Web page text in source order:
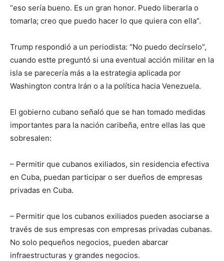
“eso sería bueno. Es un gran honor. Puedo liberarla o
tomarla; creo que puedo hacer lo que quiera con ella”.
Trump respondió a un periodista: “No puedo decírselo”,
cuando estte preguntó si una eventual acción militar en la
isla se parecería más a la estrategia aplicada por
Washington contra Irán o a la política hacia Venezuela.
El gobierno cubano señaló que se han tomado medidas
importantes para la nación caribeña, entre ellas las que
sobresalen:
– Permitir que cubanos exiliados, sin residencia efectiva
en Cuba, puedan participar o ser dueños de empresas
privadas en Cuba.
– Permitir que los cubanos exiliados pueden asociarse a
través de sus empresas con empresas privadas cubanas.
No solo pequeños negocios, pueden abarcar
infraestructuras y grandes negocios.